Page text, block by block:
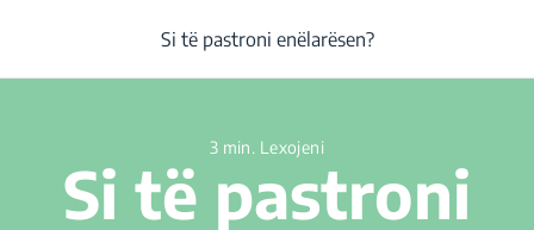
Si të pastroni enëlarësen?
3 min. Lexojeni
Si të pastroni
Si të pastroni enëlarësen?